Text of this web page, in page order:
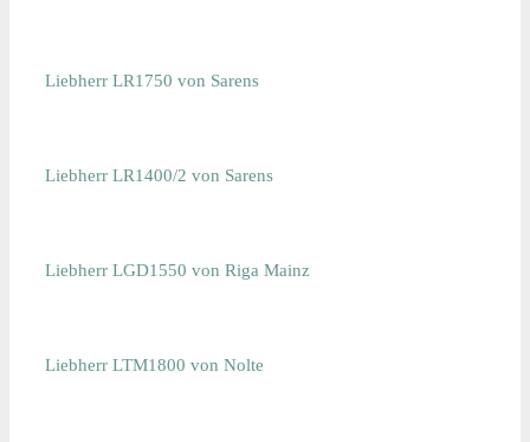
Liebherr LR1750 von Sarens
Liebherr LR1400/2 von Sarens
Liebherr LGD1550 von Riga Mainz
Liebherr LTM1800 von Nolte